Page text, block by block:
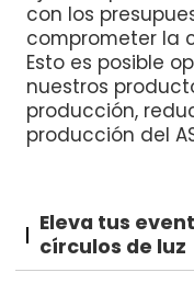
con los
comprometer la
Esto es posible
nuestros
producción,
producción del
Eleva tus
círculos de luz